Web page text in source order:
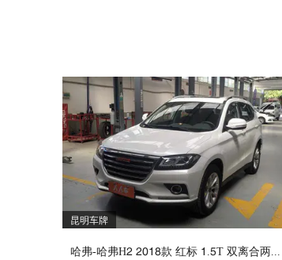
昆明车牌